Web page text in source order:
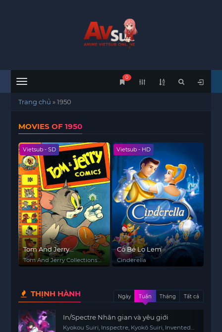
Menu
0
Trang chủ »1950
MOVIES OF 1950
Vietsub - SD
Tom And Jerry
Collections (1950)
Tom And Jerry Collections
Vietsub - HD
Cô Bé Lọ Lem
Cinderella
THỊNH HÀNH Ngày Tuần Tháng Tất cả
In/Spectre Nhân gian và yêu giới
Kyokou Suiri, Inspectre, Kyokō Suiri, Invented